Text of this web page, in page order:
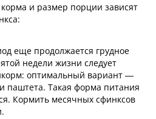
и размер порции зависят
еще продолжается грудное
недели жизни следует
оптимальный вариант —
паштета. Такая форма питания
Кормить месячных сфинксов